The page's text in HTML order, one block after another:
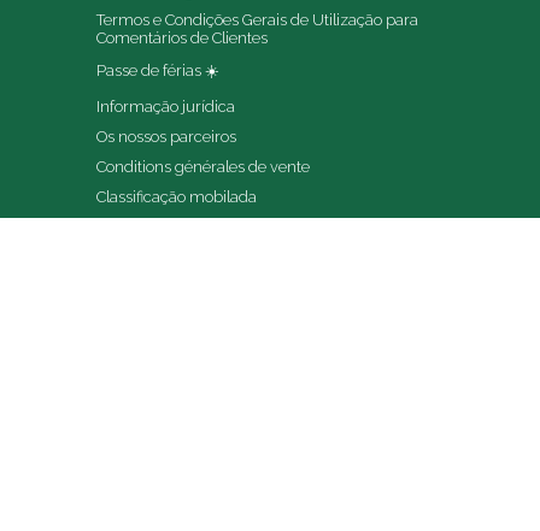
Termos e Condições Gerais de Utilização para
Comentários de Clientes
Passe de férias ☀️
Informação jurídica
Os nossos parceiros
Conditions générales de vente
Classificação mobilada